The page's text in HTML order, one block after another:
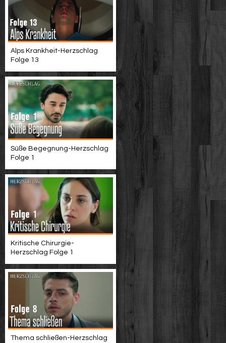
Alps Krankheit-Herzschlag
Folge 13
Süße Begegnung-Herzschlag
Folge 1
Kritische Chirurgie-
Herzschlag Folge 1
Thema schließen-Herzschlag